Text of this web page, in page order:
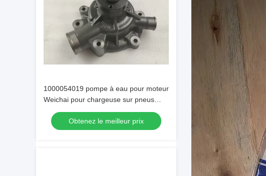
1000054019 pompe à eau pour moteur
Weichai pour chargeuse sur pneus
SDLG LG936/LG956
Obtenez le meilleur prix